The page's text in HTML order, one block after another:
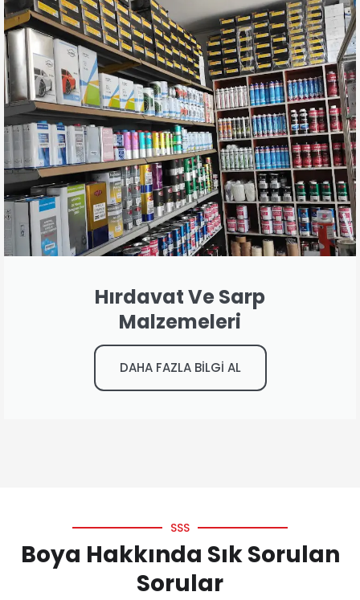
Hırdavat Ve Sarp
Malzemeleri
DAHA FAZLA BİLGİ AL
SSS
Boya Hakkında Sık Sorulan
Sorular